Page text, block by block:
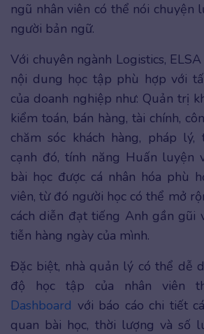
ngũ nhân viên có thể nói chuyện
người bản ngữ.
Với chuyên ngành Logistics,
nội dung học tập phù hợp với
của doanh nghiệp như: Quản trị
kiểm toán, bán hàng, tài chính,
chăm sóc khách hàng, pháp lý,
cạnh đó, tính năng Huấn luyện
bài học được cá nhân hóa phù
viên, từ đó người học có thể mở
cách diễn đạt tiếng Anh gần gũi
tiễn hàng ngày của mình.
Đặc biệt, nhà quản lý có thể dễ
độ học tập của nhân viên
Dashboard với báo cáo chi tiết
quan bài học, thời lượng và số